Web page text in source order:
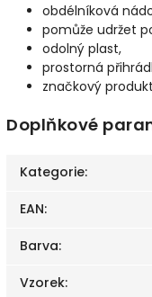
obdélníková
pomůže udržet
odolný plast,
prostorná
značkový
Doplňkové
Kategorie:
EAN:
Barva:
Vzorek: